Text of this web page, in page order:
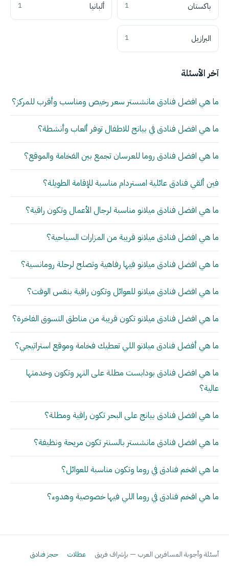
باكستان 1 ألبانيا 1
البرازيل 1
آخر الأسئلة
ما هي افضل فنادق مانشستر سعر رخيص ومناسب وأقرب للمركز؟
ما هي افضل فنادق في بيانج للاطفال توفر ألعاب وأنشطة؟
ما هي افضل فنادق روما للعرسان تجمع بين الفخامة والموقع؟
فين ألقي فنادق عائلية امستردام مناسبة للإقامة الطويلة؟
ما هي افضل فنادق ميلانو مناسبة لرجال الأعمال وتكون راقية؟
ما هي افضل فنادق ميلانو قريبة من المزارات السياحية؟
ما هي افضل فنادق ميلانو فيها رفاهية وتصلح لرحلة رومانسية؟
ما هي افضل فنادق ميلانو للعوائل وتكون راقية بنفس الوقت؟
ما هي افضل فنادق ميلانو تكون قريبة من مناطق التسوق الفاخرة؟
ما هي أفضل فنادق ميلانو اللي تعطيك فخامة وموقع استراتيجي؟
ما هي افضل فنادق بودابست مطلة على النهر وتكون وخدمتها
عالية؟
ما هي افضل فنادق بيانج على البحر تكون راقية ومطلة؟
ما هي افضل فنادق مانشستر بالسنتر تكون مريحة ونظيفة؟
ما هي افخم فنادق في روما وتكون مناسبة للعوائل؟
ما هي افخم فنادق في روما اللي فيها خصوصية وهدوء؟
أسئلة وأجوبة المسافرين العرب — بإشراف فريق عطلات حجز فنادق